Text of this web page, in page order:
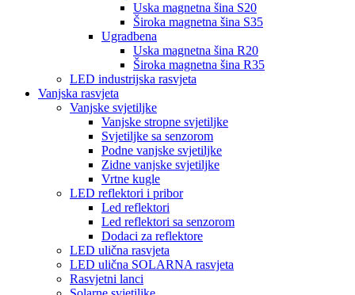
Uska magnetna šina S20
Široka magnetna šina S35
Ugradbena
Uska magnetna šina R20
Široka magnetna šina R35
LED industrijska rasvjeta
Vanjska rasvjeta
Vanjske svjetiljke
Vanjske stropne svjetiljke
Svjetiljke sa senzorom
Podne vanjske svjetiljke
Zidne vanjske svjetiljke
Vrtne kugle
LED reflektori i pribor
Led reflektori
Led reflektori sa senzorom
Dodaci za reflektore
LED ulična rasvjeta
LED ulična SOLARNA rasvjeta
Rasvjetni lanci